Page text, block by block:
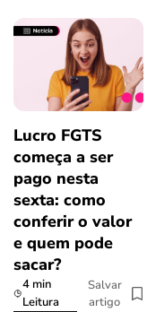
Lucro FGTS
começa a ser
pago nesta
sexta: como
conferir o valor
e quem pode
sacar?
4 min
Leitura
Salvar
artigo